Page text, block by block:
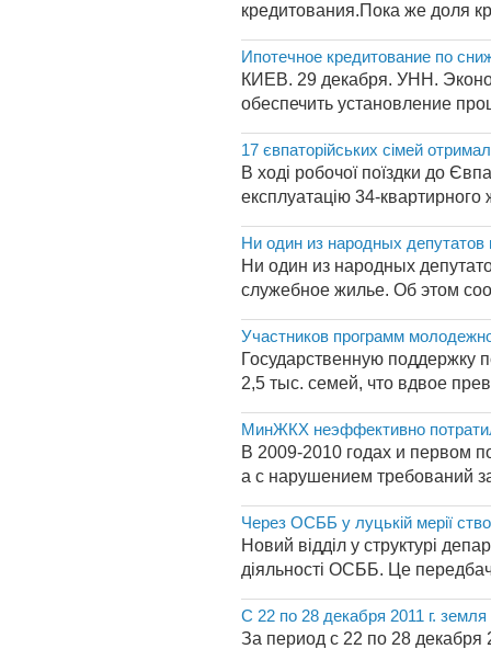
кредитования.Пока же доля
Ипотечное кредитование по
КИЕВ. 29 декабря. УНН.
обеспечить установление
17 євпаторійських сімей
В ході робочої поїздки до
експлуатацію 34-
Ни один из народных
Ни один из народных
служебное жилье. Об этом
Участников программ
Государственную поддержку
2,5 тыс. семей, что вдвое
МинЖКХ неэффективно
В 2009-2010 годах и первом
а с нарушением требований
Через ОСББ у луцькій мерії
Новий відділ у структурі
діяльності ОСББ. Це
С 22 по 28 декабря 2011 г.
За период с 22 по 28 декабря